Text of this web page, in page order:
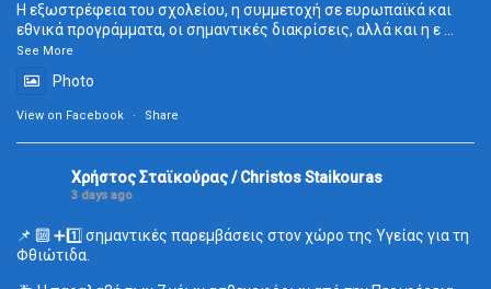
Η εξωστρέφεια του σχολείου, η συμμετοχή σε ευρωπαϊκά και
εθνικά προγράμματα, οι σημαντικές διακρίσεις, αλλά και η ε...
See More
Photo
View on Facebook · Share
Χρήστος Σταϊκούρας / Christos Staikouras
3 days ago
📌 🔟 ➕1️⃣ σημαντικές παρεμβάσεις στον χώρο της Υγείας για τη
Φθιώτιδα.